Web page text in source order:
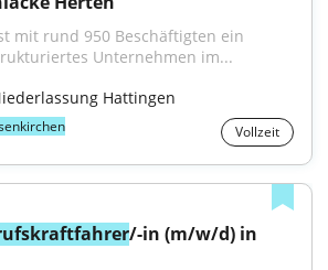
mit rund 950 Beschäftigten ein
Unternehmen im...
Hattingen
Vollzeit
/-in (m/w/d) in